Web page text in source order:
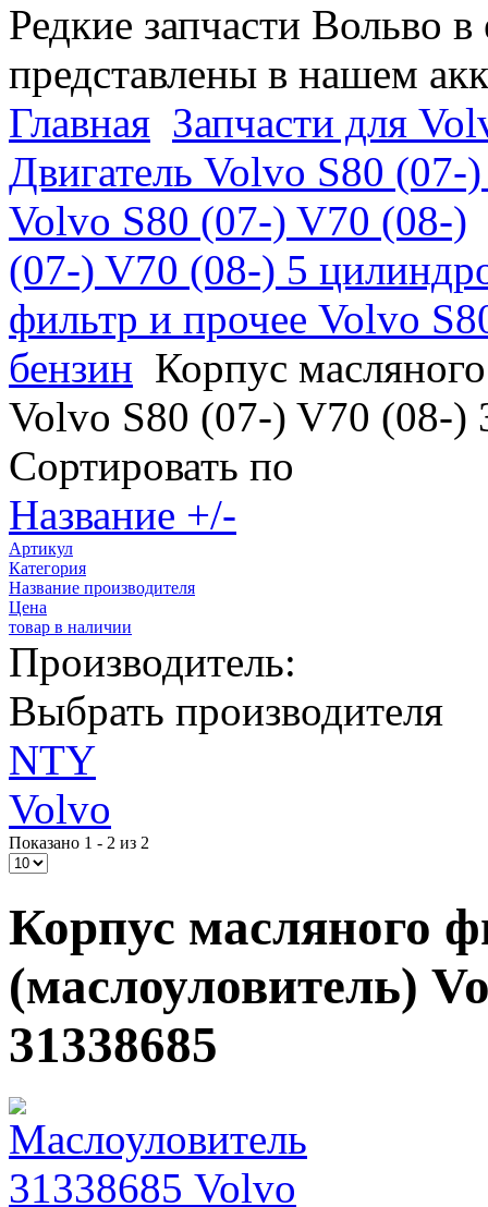
Редкие запчасти Вольво
представлены в нашем
Главная Запчасти для
Двигатель Volvo S80 (07-
Volvo S80 (07-) V70 (08-)
(07-) V70 (08-) 5
фильтр и прочее Volvo
бензин Корпус
Volvo S80 (07-) V70 (08-)
Сортировать по
Название +/-
Артикул
Категория
Название производителя
Цена
товар в наличии
Производитель:
Выбрать производителя
NTY
Volvo
Показано 1 - 2 из 2
Корпус масляного
(маслоуловитель)
31338685